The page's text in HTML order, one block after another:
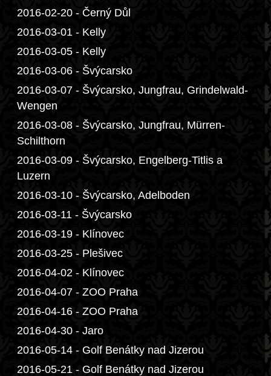
2016-02-20 - Černý Důl
2016-03-01 - Kelly
2016-03-05 - Kelly
2016-03-06 - Švýcarsko
2016-03-07 - Švýcarsko, Jungfrau, Grindelwald-
Wengen
2016-03-08 - Švýcarsko, Jungfrau, Mürren-
Schilthorn
2016-03-09 - Švýcarsko, Engelberg-Titlis a
Luzern
2016-03-10 - Švýcarsko, Adelboden
2016-03-11 - Švýcarsko
2016-03-19 - Klínovec
2016-03-25 - Plešivec
2016-04-02 - Klínovec
2016-04-07 - ZOO Praha
2016-04-16 - ZOO Praha
2016-04-30 - Jaro
2016-05-14 - Golf Benátky nad Jizerou
2016-05-21 - Golf Benátky nad Jizerou